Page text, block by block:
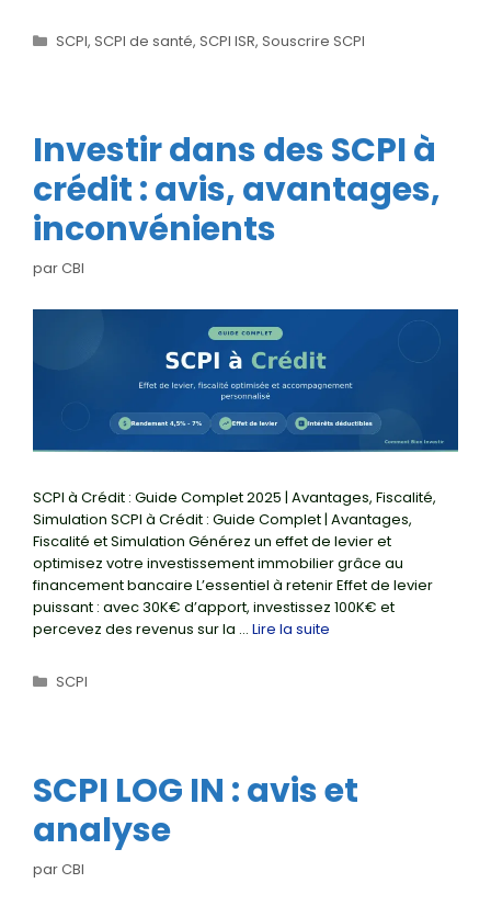
Catégories
SCPI, SCPI de santé, SCPI ISR, Souscrire SCPI
Investir dans des SCPI à
crédit : avis, avantages,
inconvénients
parCBI
SCPI à Crédit : Guide Complet 2025 | Avantages, Fiscalité,
Simulation SCPI à Crédit : Guide Complet | Avantages,
Fiscalité et Simulation Générez un effet de levier et
optimisez votre investissement immobilier grâce au
financement bancaire L’essentiel à retenir Effet de levier
puissant : avec 30K€ d’apport, investissez 100K€ et
percevez des revenus sur la … Lire la suite
Catégories
SCPI
SCPI LOG IN : avis et
analyse
parCBI